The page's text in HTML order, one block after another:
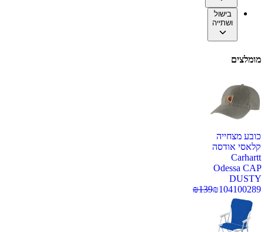
בישול
ושתייה
מומלצים
כובע מצחייה
קלאסי אודסה
Carhartt
Odessa CAP
DUSTY
100289
₪104
₪139